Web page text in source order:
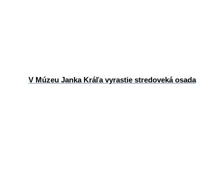
V Múzeu Janka Kráľa vyrastie stredoveká osada